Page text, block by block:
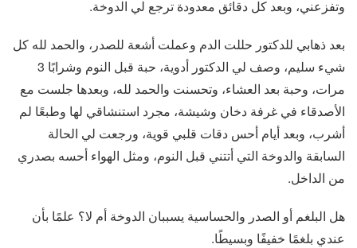
وتفزعني، وبعد كل دقائق معدودة ترجع لي الدوخة.
بعد ذهابي للدكتور حللت الدم وعملت أشعة للصدر، والحمد لله كل
شيء سليم، وصف لي الدكتور أدوية، حبة قبل النوم وشرابًا 3
مرات، وحبة بعد العشاء، وتحسنت والحمد لله، وبعدها جلست مع
الأصدقاء في غرفة دخان وشيشة، مجرد استنشاقي لها وطبعًا لم
أشرب، وبعد أيام أحس دقات قلبي قوية، ورجعت لي الحالة
السابقة والدوخة التي أتتني قبل النوم، ومثل الهواء أحسه بصدري
من الداخل.
هل البلغم أو الصدر والحساسية يسببان الدوخة أم لا؟ علمًا بأن
عندي بلغمًا خفيفًا وبسيطًا.